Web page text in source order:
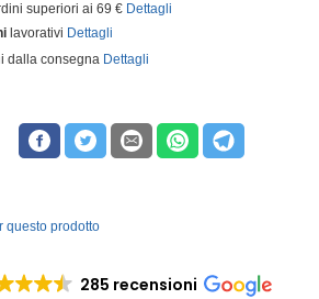
superiori ai 69 € Dettagli
lavorativi Dettagli
dalla consegna Dettagli
questo prodotto
285 recensioni